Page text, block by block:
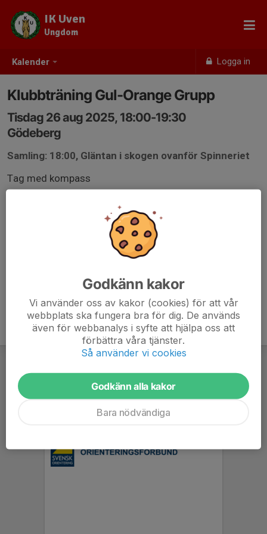
Kalender Logga in
IK Uven
Ungdom
Klubbträning Gul-Orange Grupp
Tisdag 26 aug 2025, 18:00-19:30
Gödeberg
Samling: 18:00, Gläntan i skogen ovanför Spinneriet
Tag med kompass
Godkänn kakor
Vi använder oss av kakor (cookies) för att vår
webbplats ska fungera bra för dig. De används
även för webbanalys i syfte att hjälpa oss att
förbättra våra tjänster.
Så använder vi cookies
Godkänn alla kakor
Bara nödvändiga